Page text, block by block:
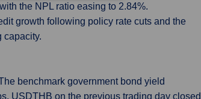
the NPL ratio easing to 2.84%.
growth following policy rate cuts and the
capacity.
benchmark government bond yield
USDTHB on the previous trading day closed